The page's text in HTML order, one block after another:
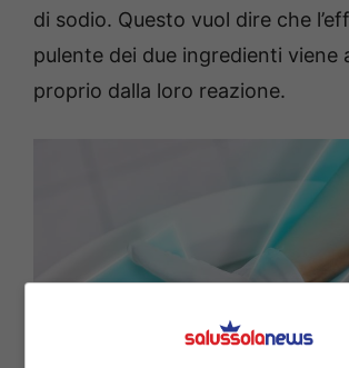
di sodio. Questo vuol dire che
pulente dei due ingredienti viene
proprio dalla loro reazione.